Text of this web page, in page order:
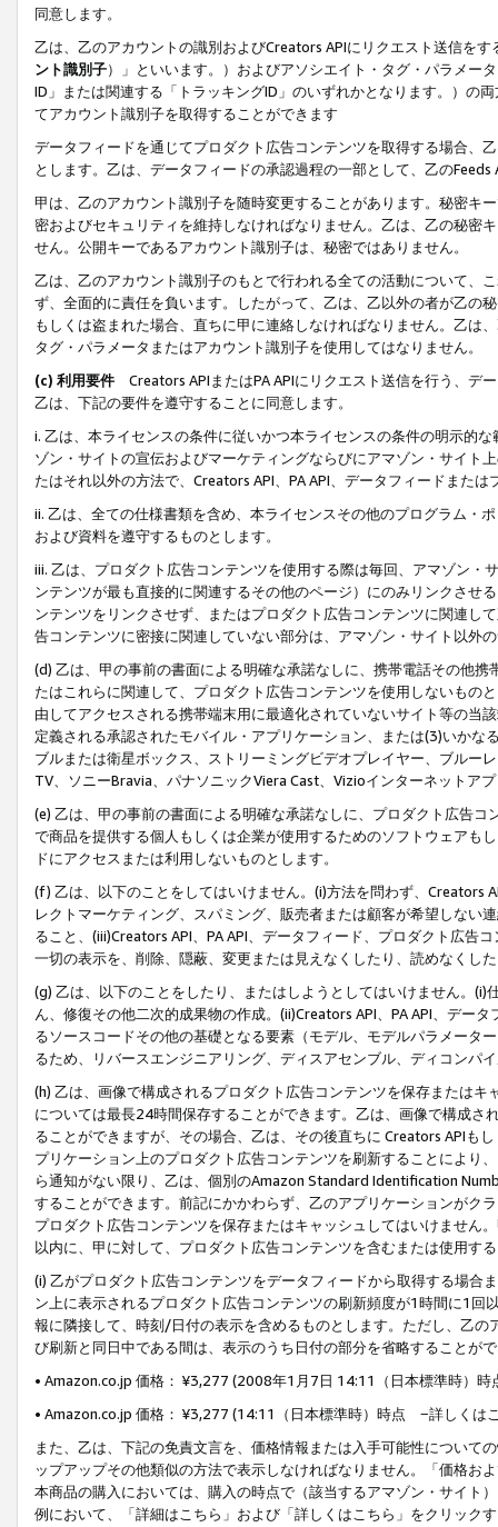
同意します。
乙は、乙のアカウントの識別およびCreators APIにリクエスト送信を
ント識別子）」といいます。）およびアソシエイト・タグ・パラメー
ID」または関連する「トラッキングID」のいずれかとなります。）の
てアカウント識別子を取得することができます
データフィードを通じてプロダクト広告コンテンツを取得する場合、
とします。乙は、データフィードの承認過程の一部として、乙の
甲は、乙のアカウント識別子を随時変更することがあります。秘密キ
密およびセキュリティを維持しなければなりません。乙は、乙の秘密
せん。公開キーであるアカウント識別子は、秘密ではありません。
乙は、乙のアカウント識別子のもとで行われる全ての活動について、
ず、全面的に責任を負います。したがって、乙は、乙以外の者が乙の
もしくは盗まれた場合、直ちに甲に連絡しなければなりません。乙は
タグ・パラメータまたはアカウント識別子を使用してはなりません。
(c) 利用要件 Creators APIまたはPA APIにリクエスト送信を行う、デ
乙は、下記の要件を遵守することに同意します。
i. 乙は、本ライセンスの条件に従いかつ本ライセンスの条件の明示的
ゾン・サイトの宣伝およびマーケティングならびにアマゾン・サイト
たはそれ以外の方法で、Creators API、PA API、データフィードまた
ii. 乙は、全ての仕様書類を含め、本ライセンスその他のプログラム・
および資料を遵守するものとします。
iii. 乙は、プロダクト広告コンテンツを使用する際は毎回、アマゾン
ンテンツが最も直接的に関連するその他のページ）にのみリンクさせ
ンテンツをリンクさせず、またはプロダクト広告コンテンツに関連し
告コンテンツに密接に関連していない部分は、アマゾン・サイト以外
(d) 乙は、甲の事前の書面による明確な承諾なしに、携帯電話その他
たはこれらに関連して、プロダクト広告コンテンツを使用しないもの
由してアクセスされる携帯端末用に最適化されていないサイト等の当
定義される承認されたモバイル・アプリケーション、または(3)いか
ブルまたは衛星ボックス、ストリーミングビデオプレイヤー、ブルー
TV、ソニーBravia、パナソニックViera Cast、Vizioインターネットア
(e) 乙は、甲の事前の書面による明確な承諾なしに、プロダクト広告
で商品を提供する個人もしくは企業が使用するためのソフトウェアも
ドにアクセスまたは利用しないものとします。
(f) 乙は、以下のことをしてはいけません。(i)方法を問わず、Creators
レクトマーケティング、スパミング、販売者または顧客が希望しない
ること、(iii)Creators API、PA API、データフィード、プロダクト広告
一切の表示を、削除、隠蔽、変更または見えなくしたり、読めなくし
(g) 乙は、以下のことをしたり、またはしようとしてはいけません。
ん、修復その他二次的成果物の作成。(ii)Creators API、PA API、デー
るソースコードその他の基礎となる要素（モデル、モデルパラメータ
るため、リバースエンジニアリング、ディスアセンブル、ディコンパ
(h) 乙は、画像で構成されるプロダクト広告コンテンツを保存または
については最長24時間保存することができます。乙は、画像で構成
ることができますが、その場合、乙は、その後直ちに Creators APIも
プリケーション上のプロダクト広告コンテンツを刷新することにより
ら通知がない限り、乙は、個別のAmazon Standard Identification
することができます。前記にかかわらず、乙のアプリケーションがク
プロダクト広告コンテンツを保存またはキャッシュしてはいけません
以内に、甲に対して、プロダクト広告コンテンツを含むまたは使用す
(i) 乙がプロダクト広告コンテンツをデータフィードから取得する場合
ン上に表示されるプロダクト広告コンテンツの刷新頻度が1時間に1
報に隣接して、時刻/日付の表示を含めるものとします。ただし、乙
び刷新と同日中である間は、表示のうち日付の部分を省略することが
• Amazon.co.jp 価格： ¥3,277 (2008年1月7日 14:11（日本標準時）
• Amazon.co.jp 価格： ¥3,277 (14:11（日本標準時）時点 −詳しくは
また、乙は、下記の免責文言を、価格情報または入手可能性について
ップアップその他類似の方法で表示しなければなりません。「価格
本商品の購入においては、購入の時点で（該当するアマゾン・サイト
例において、「詳細はこちら」および「詳しくはこちら」をクリック